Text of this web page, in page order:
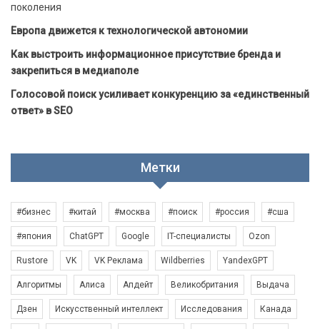
поколения
Европа движется к технологической автономии
Как выстроить информационное присутствие бренда и
закрепиться в медиаполе
Голосовой поиск усиливает конкуренцию за «единственный
ответ» в SEO
Метки
#бизнес #китай #москва #поиск #россия #сша
#япония ChatGPT Google IT-специалисты Ozon
Rustore VK VK Реклама Wildberries YandexGPT
Алгоритмы Алиса Апдейт Великобритания Выдача
Дзен Искусственный интеллект Исследования Канада